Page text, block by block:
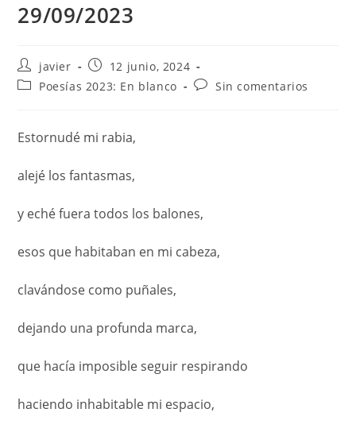
29/09/2023
javier
12 junio, 2024
Poesías 2023: En blanco
Sin comentarios
Estornudé mi rabia,
alejé los fantasmas,
y eché fuera todos los balones,
esos que habitaban en mi cabeza,
clavándose como puñales,
dejando una profunda marca,
que hacía imposible seguir respirando
haciendo inhabitable mi espacio,